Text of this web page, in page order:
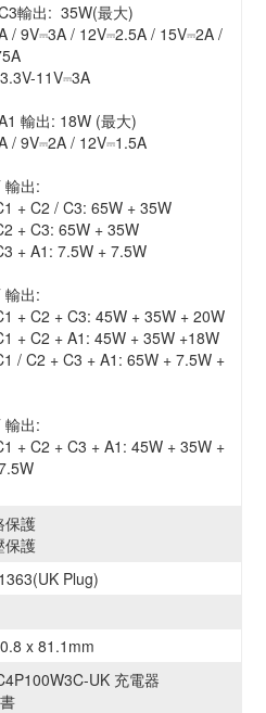
輸出: 35W(最大)
/ 9V⎓3A / 12V⎓2.5A / 15V⎓2A /
11V⎓3A
輸出: 18W (最大)
/ 9V⎓2A / 12V⎓1.5A
輸出:
+ C2 / C3: 65W + 35W
+ C3: 65W + 35W
+ A1: 7.5W + 7.5W
輸出:
+ C2 + C3: 45W + 35W + 20W
+ C2 + A1: 45W + 35W +18W
/ C2 + C3 + A1: 65W + 7.5W +
輸出:
+ C2 + C3 + A1: 45W + 35W +
保護
保護
Plug)
x 81.1mm
UK 充電器